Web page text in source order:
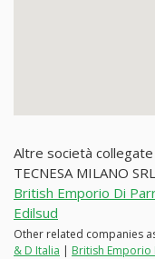
Altre società collegate
TECNESA MILANO
British Emporio Di
Edilsud
Other related companies as
& D Italia | British Emporio